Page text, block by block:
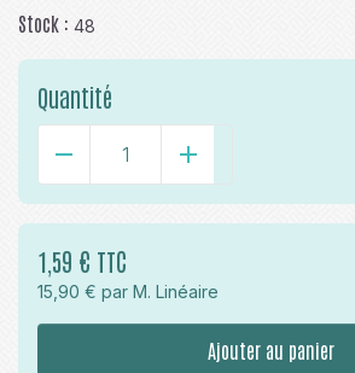
Stock : 48
Quantité
- +
1,59 € TTC
15,90 € par M. Linéaire
Ajouter au panier